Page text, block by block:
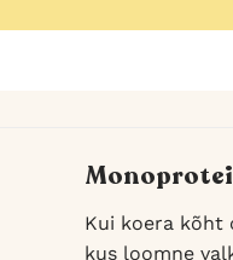
Kui koera
kus loomne